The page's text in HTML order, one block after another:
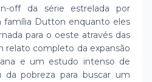
off da série estrelada por
família Dutton enquanto eles
para o oeste através das
relato completo da expansão
e um estudo intenso de
pobreza para buscar um